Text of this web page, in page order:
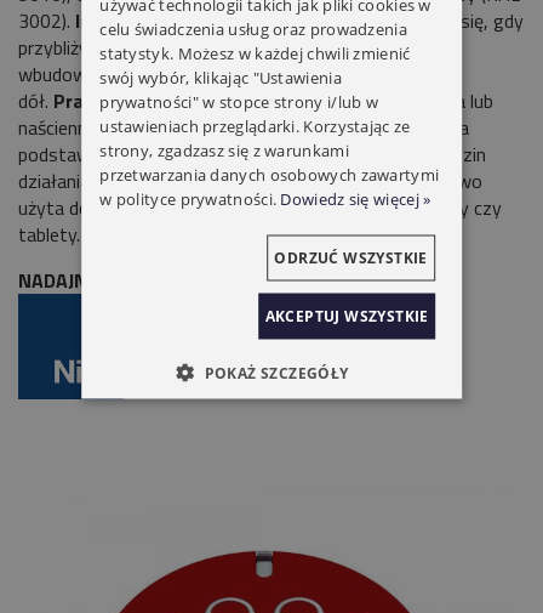
3002). Inteligentnyw nocy przyciski Agio podświetlą się, gdy
przybliżysz do nich dłoń, a jej ruch po okręgu zapali
wbudowane punktowe oświetlenie, skierowane w
dół. Praktycznypodstawka z ładowarką – nabiurkowa lub
naścienna - pracuje indukcyjnie: po prostu położ Aigo na
podstawce a zawsze będzie naładowany dla wielu godzin
działania. Dzięki wejściu USB podstawka może być łatwo
użyta do ładowania urządzeń mobilnych, jak smartfony czy
tablety.
NADAJNIK RADIOWY 4-KANAŁOWY NICE AG4R
celu świadczenia usług oraz prowadzenia
statystyk. Możesz w każdej chwili zmienić
swój wybór, klikając "Ustawienia
prywatności" w stopce strony i/lub w
ustawieniach przeglądarki. Korzystając ze
strony, zgadzasz się z warunkami
przetwarzania danych osobowych zawartymi
w polityce prywatności. Dowiedz się więcej »
AKCEPTUJ WSZYSTKIE
ODRZUĆ WSZYSTKIE
POKAŻ SZCZEGÓŁY